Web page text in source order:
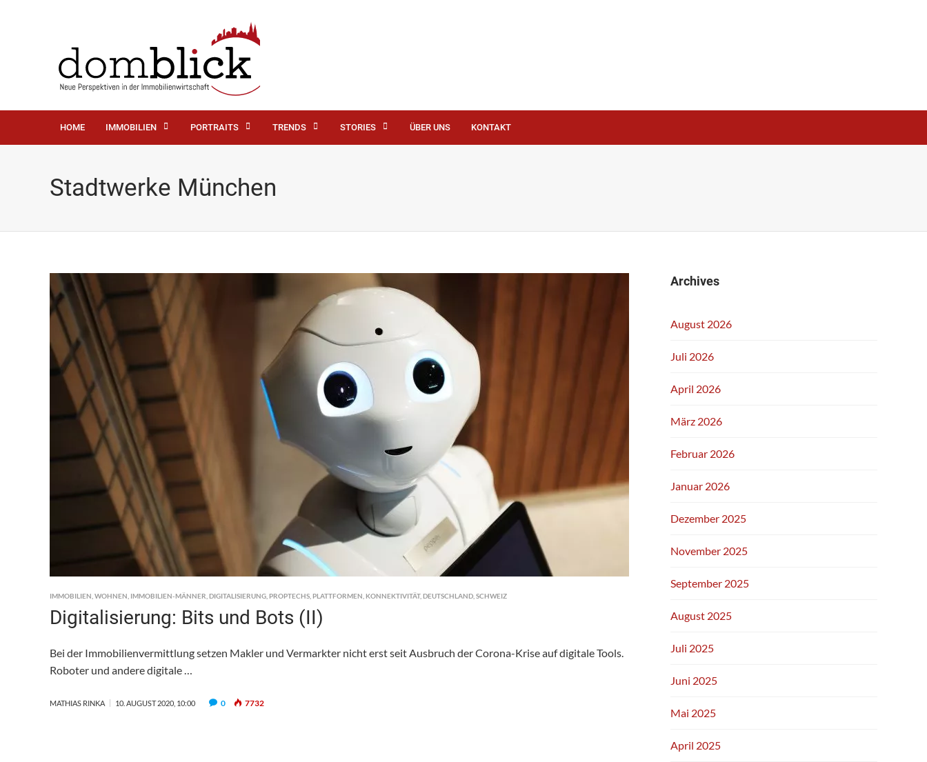
HOME IMMOBILIEN PORTRAITS TRENDS STORIES ÜBER UNS KONTAKT
Stadtwerke München
IMMOBILIEN WOHNEN IMMOBILIEN-MÄNNER DIGITALISIERUNG PROPTECHS PLATTFORMEN KONNEKTIVITÄT, DEUTSCHLAND SCHWEIZ
Digitalisierung: Bits und Bots (II)
Bei der Immobilienvermittlung setzen Makler und Vermarkter nicht erst seit Ausbruch der Corona-Krise auf digitale Tools.
Roboter und andere digitale …
MATHIAS RINKA 10. AUGUST 2020, 10:00 0 7732
Archives
August 2026
Juli 2026
April 2026
März 2026
Februar 2026
Januar 2026
Dezember 2025
November 2025
September 2025
August 2025
Juli 2025
Juni 2025
Mai 2025
April 2025